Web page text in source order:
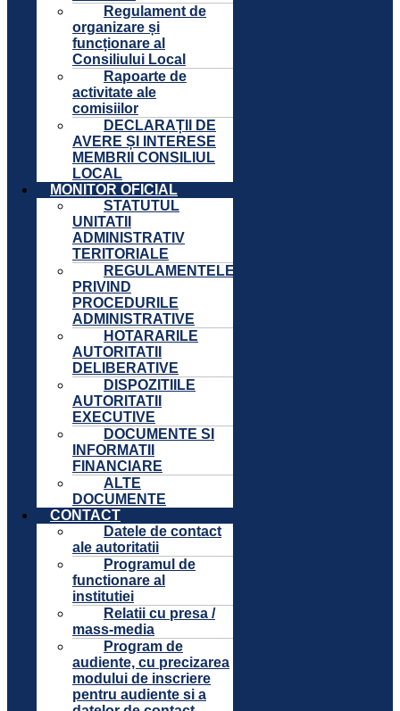
Regulament de
organizare și
funcționare al
Consiliului Local
Rapoarte de
activitate ale
comisiilor
DECLARAȚII DE
AVERE ȘI INTERESE
MEMBRII CONSILIUL
LOCAL
MONITOR OFICIAL
STATUTUL
UNITATII
ADMINISTRATIV
TERITORIALE
REGULAMENTELE
PRIVIND
PROCEDURILE
ADMINISTRATIVE
HOTARARILE
AUTORITATII
DELIBERATIVE
DISPOZITIILE
AUTORITATII
EXECUTIVE
DOCUMENTE SI
INFORMATII
FINANCIARE
ALTE
DOCUMENTE
CONTACT
Datele de contact
ale autoritatii
Programul de
functionare al
institutiei
Relatii cu presa /
mass-media
Program de
audiente, cu precizarea
modului de inscriere
pentru audiente si a